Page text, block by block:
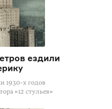
ездили
1930-х годов
«12 стульев»